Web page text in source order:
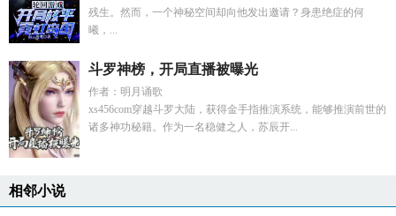
残生。然而，一个神秘空间却向他发出邀请？身患绝症的何
曦，...
斗罗神榜，开局直播被曝光
作者：明月诵歌
xs456com穿越斗罗大陆，获得金手指推演系统，能够推演前世的
诸多神功秘籍。作为一名稳健之人，苏辰开...
相邻小说